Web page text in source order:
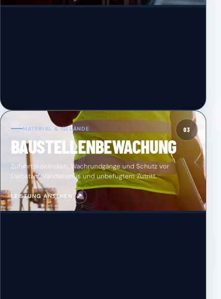
03
MATERIAL & GELÄNDE
BAUSTELLENBEWACHUNG
Zufahrtskontrollen, Wachrundgänge und Schutz vor
Diebstahl, Vandalismus und unbefugtem Zutritt.
LEISTUNG ANSEHEN ↗